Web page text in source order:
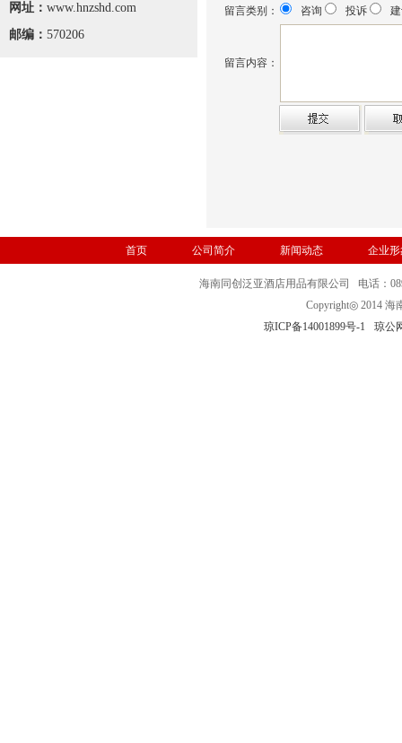
网址： www.hnzshd.com
邮编： 570206
留言类别： 咨询 投诉
留言内容：
首页 公司简介 新闻动态 企业
海南同创泛亚酒店用品有限公司 电话：
Copyright◎ 2014 海
琼ICP备14001899号-1
琼公